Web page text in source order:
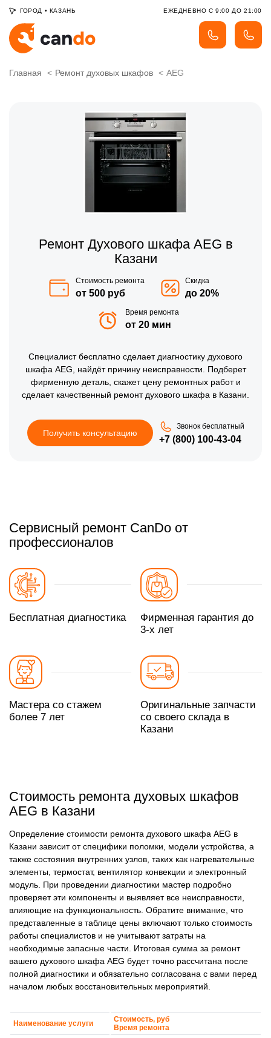
ГОРОД • КАЗАНЬ ЕЖЕДНЕВНО С 9:00 ДО 21:00
Главная Ремонт духовых шкафов AEG
Ремонт Духового шкафа AEG в
Казани
Стоимость ремонта
от 500 руб
Скидка
до 20%
Время ремонта
от 20 мин
Специалист бесплатно сделает диагностику духового
шкафа AEG, найдёт причину неисправности. Подберет
фирменную деталь, скажет цену ремонтных работ и
сделает качественный ремонт духового шкафа в Казани.
Получить консультацию
Звонок бесплатный
+7 (800) 100-43-04
Сервисный ремонт CanDo от
профессионалов
Бесплатная диагностика
Фирменная гарантия до
3-х лет
Мастера со стажем
более 7 лет
Оригинальные запчасти
со своего склада в
Казани
Стоимость ремонта духовых шкафов
AEG в Казани
Определение стоимости ремонта духового шкафа AEG в
Казани зависит от специфики поломки, модели устройства, а
также состояния внутренних узлов, таких как нагревательные
элементы, термостат, вентилятор конвекции и электронный
модуль. При проведении диагностики мастер подробно
проверяет эти компоненты и выявляет все неисправности,
влияющие на функциональность. Обратите внимание, что
представленные в таблице цены включают только стоимость
работы специалистов и не учитывают затраты на
необходимые запасные части. Итоговая сумма за ремонт
вашего духового шкафа AEG будет точно рассчитана после
полной диагностики и обязательно согласована с вами перед
началом любых восстановительных мероприятий.
Наименование услуги
Стоимость, руб
Время ремонта